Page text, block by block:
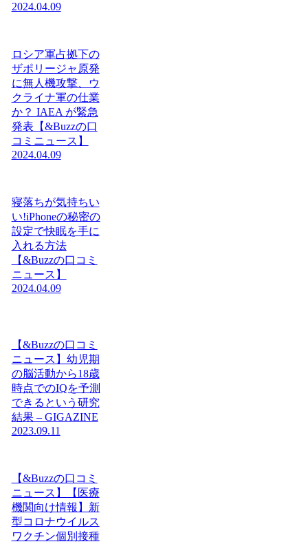
2024.04.09
ロシア軍占拠下の
ザポリージャ原発
に無人機攻撃、ウ
クライナ軍の仕業
か？ IAEA が緊急
発表【&Buzzの口
コミニュース】
2024.04.09
寝落ちが気持ちい
い!iPhoneの秘密の
設定で快眠を手に
入れる方法
【&Buzzの口コミ
ニュース】
2024.04.09
【&Buzzの口コミ
ニュース】幼児期
の脳活動から18歳
時点でのIQを予測
できるという研究
結果 – GIGAZINE
2023.09.11
【&Buzzの口コミ
ニュース】【医療
機関向け情報】新
型コロナウイルス
ワクチン個別接種